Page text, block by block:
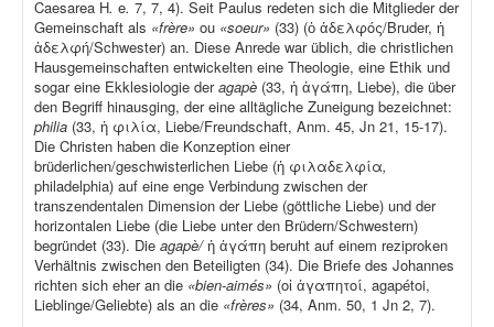
Caesarea H. e. 7, 7, 4). Seit Paulus redeten sich die Mitglieder der
Gemeinschaft als «frère» ou «soeur» (33) (ὁ ἀδελφός/Bruder, ἡ
ἀδελφή/Schwester) an. Diese Anrede war üblich, die christlichen
Hausgemeinschaften entwickelten eine Theologie, eine Ethik und
sogar eine Ekklesiologie deragapè (33, ἡ ἀγάπη, Liebe), die über
den Begriff hinausging, der eine alltägliche Zuneigung bezeichnet:
philia (33, ἡ φιλία, Liebe/Freundschaft, Anm. 45, Jn 21, 15-17).
Die Christen haben die Konzeption einer
brüderlichen/geschwisterlichen Liebe (ἡ φιλαδελφία,
philadelphia) auf eine enge Verbindung zwischen der
transzendentalen Dimension der Liebe (göttliche Liebe) und der
horizontalen Liebe (die Liebe unter den Brüdern/Schwestern)
begründet (33). Die agapè/ἡ ἀγάπη beruht auf einem reziproken
Verhältnis zwischen den Beteiligten (34). Die Briefe des Johannes
richten sich eher an die «bien-aimés» (οἱ ἀγαπητοί, agapétoi,
Lieblinge/Geliebte) als an die «frères» (34, Anm. 50, 1 Jn 2, 7).